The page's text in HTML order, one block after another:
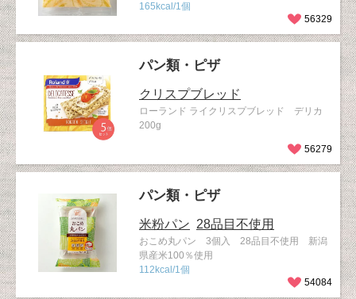
165kcal/1個
56329
パン類・ピザ
クリスプブレッド
ローランド ライクリスプブレッド デリカ
200g
56279
パン類・ピザ
米粉パン 28品目不使用
おこめ丸パン 3個入 28品目不使用 新潟
県産米100％使用
112kcal/1個
54084